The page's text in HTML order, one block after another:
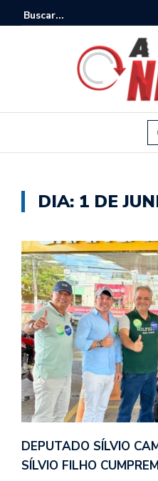
DIA: 1 DE
DEPUTADO SÍLVIO
SÍLVIO FILHO